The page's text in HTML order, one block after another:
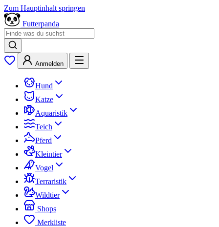
Zum Hauptinhalt springen
Futterpanda
Anmelden
Hund
Katze
Aquaristik
Teich
Pferd
Kleintier
Vogel
Terraristik
Wildtier
Shops
Merkliste